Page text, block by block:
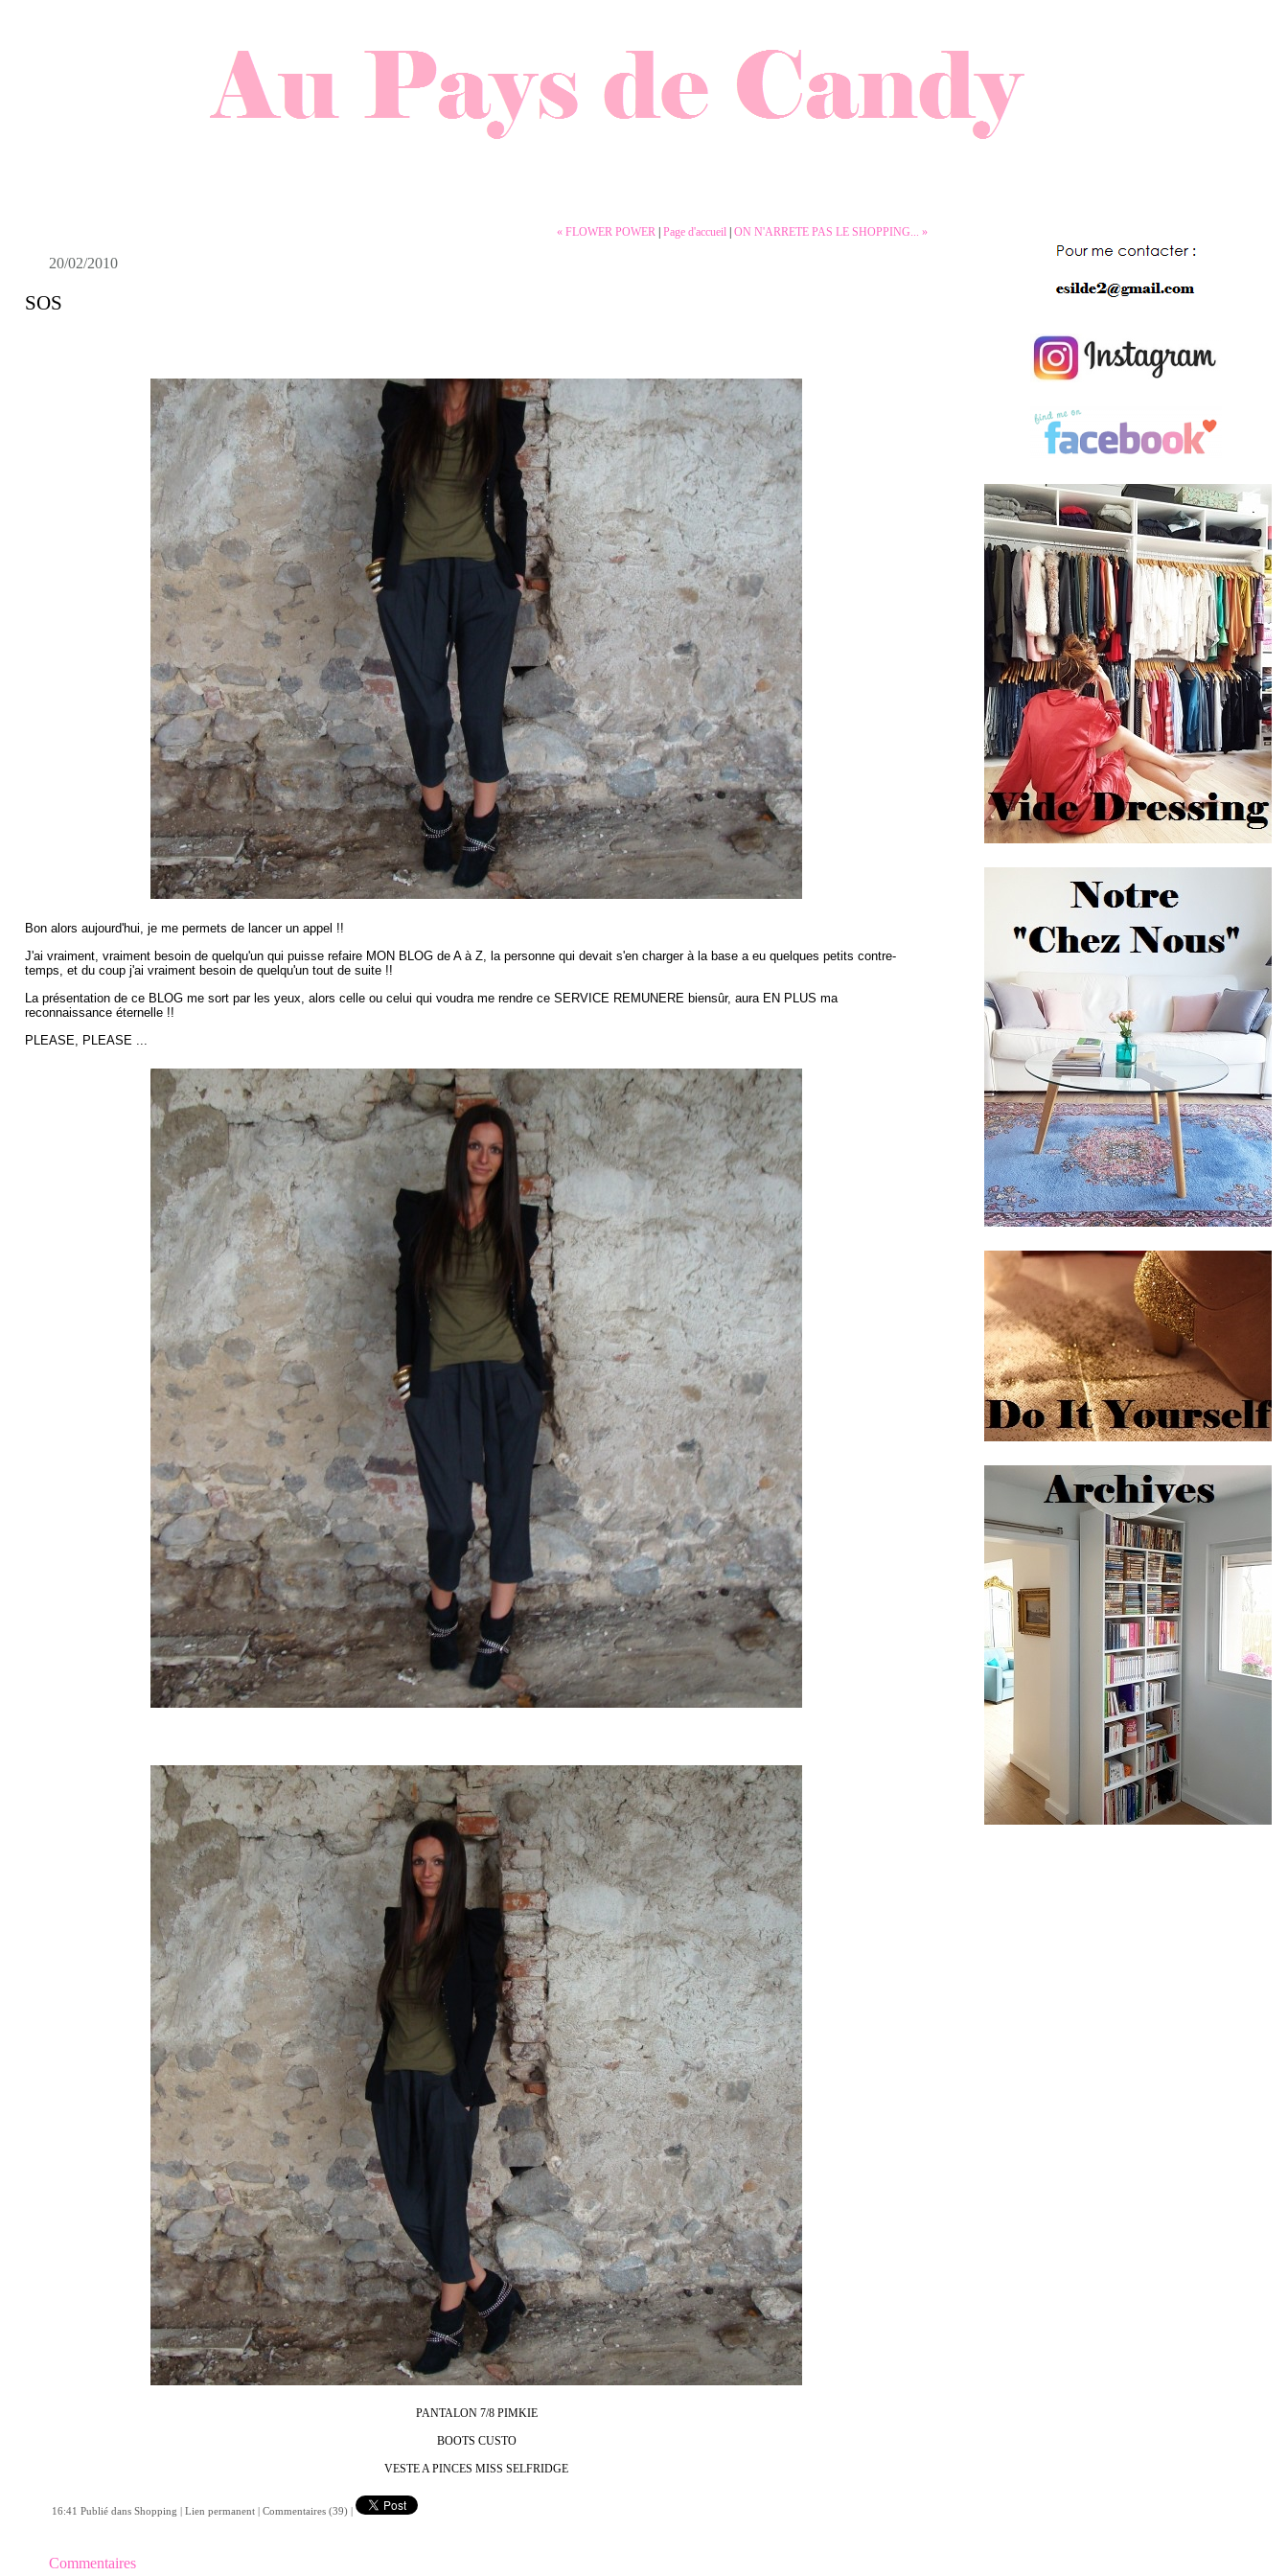
« FLOWER POWER Page d'accueil ON N'ARRETE PAS LE SHOPPING... »
20/02/2010
SOS
Bon alors aujourd'hui, je me permets de lancer un appel !!
J'ai vraiment, vraiment besoin de quelqu'un qui puisse refaire MON BLOG de A à Z, la personne qui devait s'en charger à la base a eu quelques petits contre-
temps, et du coup j'ai vraiment besoin de quelqu'un tout de suite !!
La présentation de ce BLOG me sort par les yeux, alors celle ou celui qui voudra me rendre ce SERVICE REMUNERE biensûr, aura EN PLUS ma
reconnaissance éternelle !!
PLEASE, PLEASE ...
PANTALON 7/8 PIMKIE
BOOTS CUSTO
VESTE A PINCES MISS SELFRIDGE
16:41 Publié dans Shopping Lien permanent Commentaires (39)
Commentaires